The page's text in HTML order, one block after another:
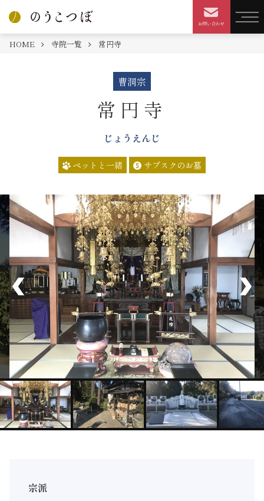
HOME 寺院一覧 常円寺
曹洞宗
常円寺
じょうえんじ
ペットと一緒 サブスクのお墓
宗派